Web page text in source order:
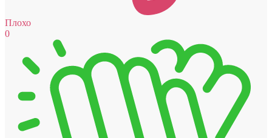
Плохо
0